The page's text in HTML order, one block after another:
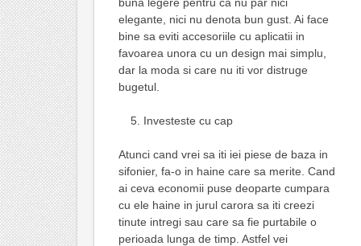
elegante, nici nu denota bun gust. Ai face
bine sa eviti accesoriile cu aplicatii in
favoarea unora cu un design mai simplu,
dar la moda si care nu iti vor distruge
bugetul.
Investeste cu cap
Atunci cand vrei sa iti iei piese de baza in
sifonier, fa-o in haine care sa merite. Cand
ai ceva economii puse deoparte cumpara
cu ele haine in jurul carora sa iti creezi
tinute intregi sau care sa fie purtabile o
perioada lunga de timp. Astfel vei